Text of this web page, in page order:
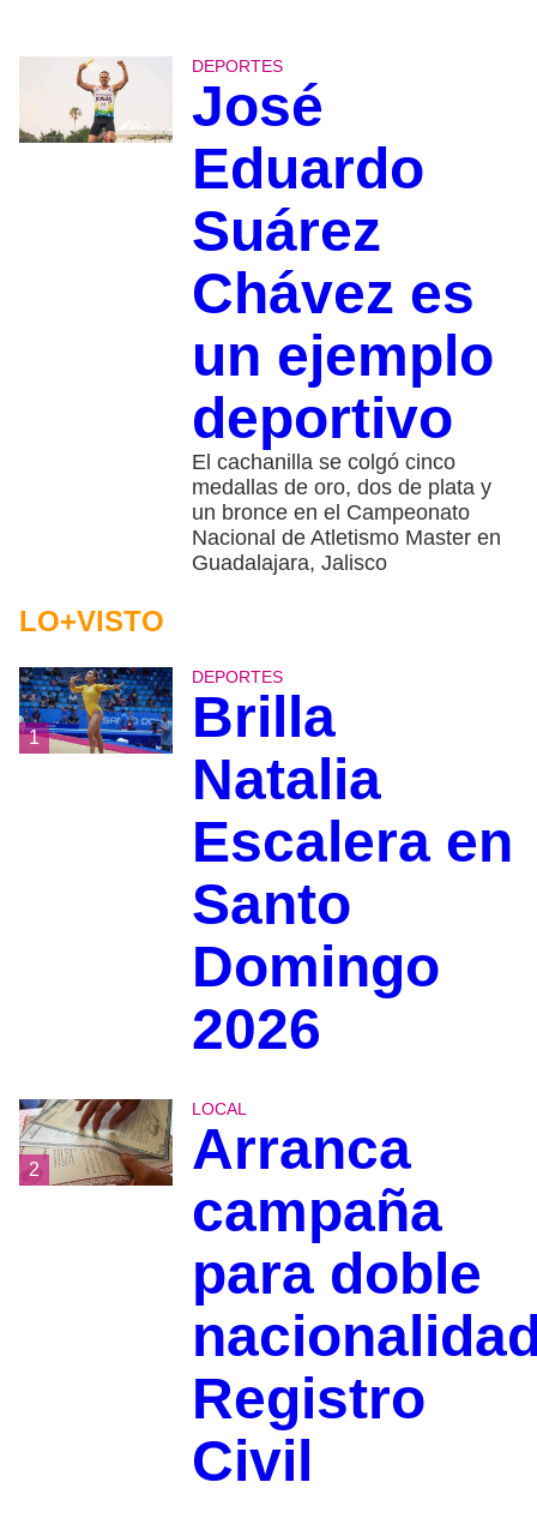
DEPORTES
José
Eduardo
Suárez
Chávez es
un ejemplo
deportivo
El cachanilla se colgó cinco
medallas de oro, dos de plata y
un bronce en el Campeonato
Nacional de Atletismo Master en
Guadalajara, Jalisco
LO+VISTO
1
DEPORTES
Brilla
Natalia
Escalera en
Santo
Domingo
2026
2
LOCAL
Arranca
campaña
para doble
Registro
Civil